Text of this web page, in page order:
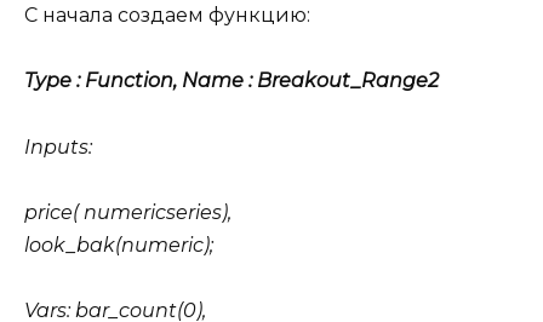
С начала создаем функцию:
Type : Function, Name : Breakout_Range2
Inputs:
price( numericseries),
look_bak(numeric);
Vars: bar_count(0),